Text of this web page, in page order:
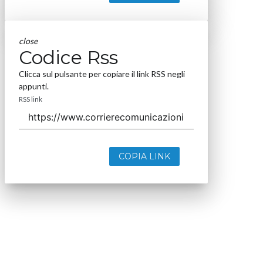
close
Codice Rss
Clicca sul pulsante per copiare il link RSS negli
appunti.
RSS link
COPIA LINK